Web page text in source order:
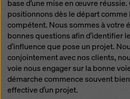
base d’une mise en œuvre réussie.
positionnons dès le départ comme
compétent. Nous sommes à votre
bonnes questions afin d’identifier
d’influence que pose un projet.
conjointement avec nos clients,
voie nous engager sur la bonne
démarche commence souvent
effective d’un projet.